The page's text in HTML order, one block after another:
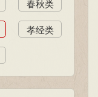
春秋类
孝经类